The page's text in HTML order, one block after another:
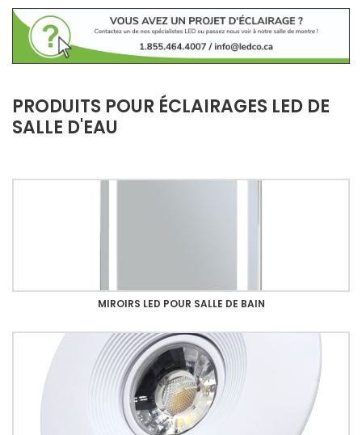
PRODUITS POUR ÉCLAIRAGES LED DE
SALLE D'EAU
MIROIRS LED POUR SALLE DE BAIN